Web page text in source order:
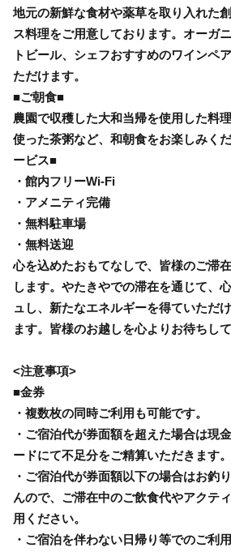
地元の新鮮な食材や薬草を取り入れた
ス料理をご用意しております。オーガ
トビール、シェフおすすめのワインペ
ただけます。
■ご朝食■
農園で収穫した大和当帰を使用した料
使った茶粥など、和朝食をお楽しみく
ービス■
・館内フリーWi-Fi
・アメニティ完備
・無料駐車場
・無料送迎
心を込めたおもてなしで、皆様のご滞
します。やたきやでの滞在を通じて、
ュし、新たなエネルギーを得ていただ
ます。皆様のお越しを心よりお待ちして
<注意事項>
■金券
・複数枚の同時ご利用も可能です。
・ご宿泊代が券面額を超えた場合は現
ードにて不足分をご精算いただきます。
・ご宿泊代が券面額以下の場合はお釣
んので、ご滞在中のご飲食代やアクテ
用ください。
・ご宿泊を伴わない日帰り等でのご利